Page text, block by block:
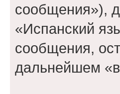
сообщения»),
«Испанский
сообщения,
дальнейшем